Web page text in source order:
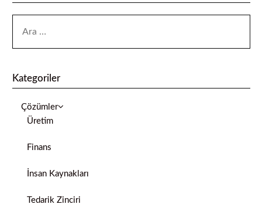
Kategoriler
Çözümler
Üretim
Finans
İnsan Kaynakları
Tedarik Zinciri